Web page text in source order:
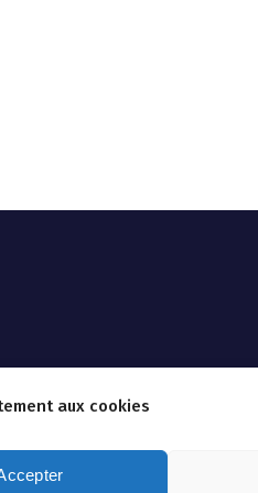
aux cookies